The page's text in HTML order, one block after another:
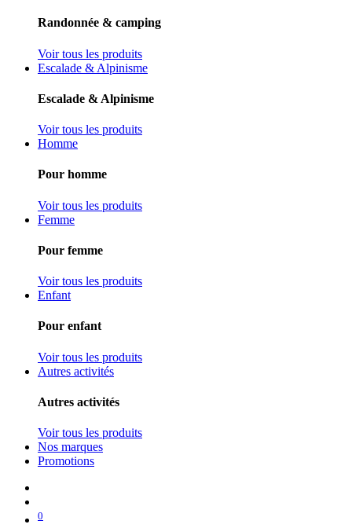
Randonnée & camping
Voir tous les produits
Escalade & Alpinisme
Escalade & Alpinisme
Voir tous les produits
Homme
Pour homme
Voir tous les produits
Femme
Pour femme
Voir tous les produits
Enfant
Pour enfant
Voir tous les produits
Autres activités
Autres activités
Voir tous les produits
Nos marques
Promotions
0